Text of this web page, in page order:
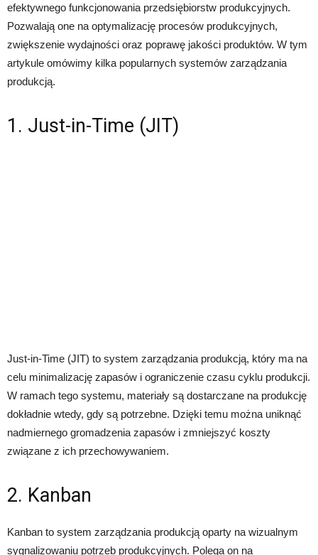
efektywnego funkcjonowania przedsiębiorstw produkcyjnych.
Pozwalają one na optymalizację procesów produkcyjnych,
zwiększenie wydajności oraz poprawę jakości produktów. W tym
artykule omówimy kilka popularnych systemów zarządzania
produkcją.
1. Just-in-Time (JIT)
Just-in-Time (JIT) to system zarządzania produkcją, który ma na
celu minimalizację zapasów i ograniczenie czasu cyklu produkcji.
W ramach tego systemu, materiały są dostarczane na produkcję
dokładnie wtedy, gdy są potrzebne. Dzięki temu można uniknąć
nadmiernego gromadzenia zapasów i zmniejszyć koszty
związane z ich przechowywaniem.
2. Kanban
Kanban to system zarządzania produkcją oparty na wizualnym
sygnalizowaniu potrzeb produkcyjnych. Polega on na